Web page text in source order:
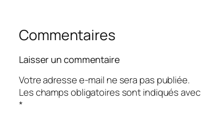
Commentaires
Laisser un commentaire
Votre adresse e-mail ne sera pas publiée.
Les champs obligatoires sont indiqués avec
*